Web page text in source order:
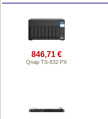
846,71 €
Qnap TS-832 PX